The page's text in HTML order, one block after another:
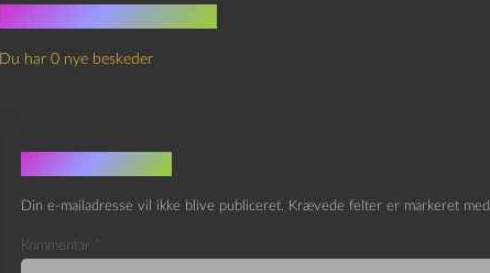
Du har 0 nye beskeder
Skriv et svar
Din e-mailadresse vil ikke blive publiceret. Krævede felter er markeret med
Kommentar *